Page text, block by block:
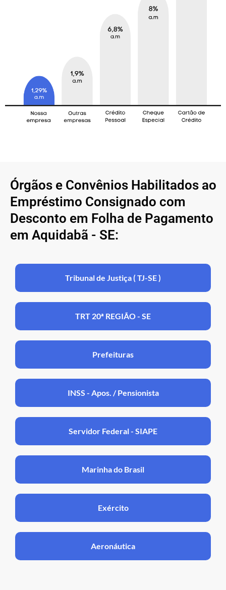
Órgãos e Convênios Habilitados ao
Empréstimo Consignado com
Desconto em Folha de Pagamento
em Aquidabã - SE:
Tribunal de Justiça ( TJ-SE )
TRT 20ª REGIÃO - SE
Prefeituras
INSS - Apos. / Pensionista
Servidor Federal - SIAPE
Marinha do Brasil
Exército
Aeronáutica